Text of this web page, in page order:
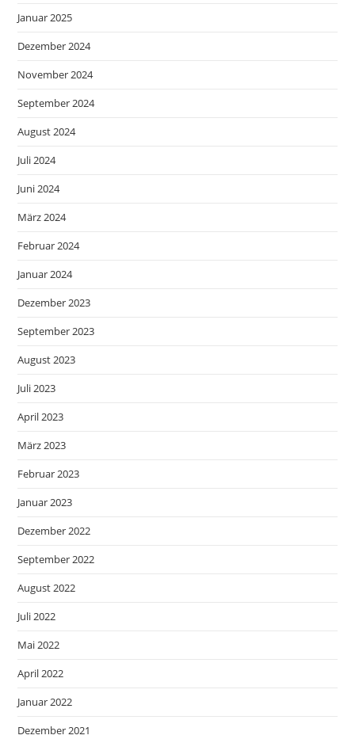
Januar 2025
Dezember 2024
November 2024
September 2024
August 2024
Juli 2024
Juni 2024
März 2024
Februar 2024
Januar 2024
Dezember 2023
September 2023
August 2023
Juli 2023
April 2023
März 2023
Februar 2023
Januar 2023
Dezember 2022
September 2022
August 2022
Juli 2022
Mai 2022
April 2022
Januar 2022
Dezember 2021